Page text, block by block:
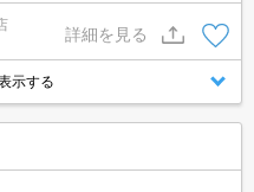
介可能です！！お引越しのプロ
す！！★詳細を見る
示する